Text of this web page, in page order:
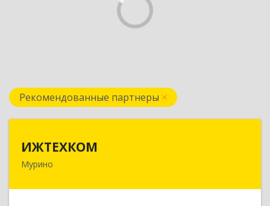
Рекомендованные партнеры
ИЖТЕХКОМ
Мурино
188677, Ленинградская обл, Всеволожский р-н,